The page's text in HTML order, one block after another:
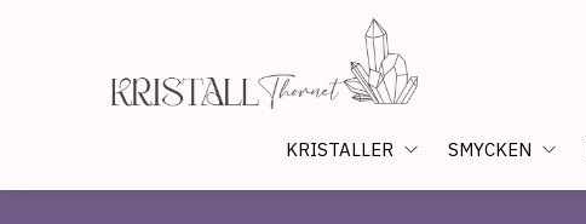
KRISTALLER SMYCKEN